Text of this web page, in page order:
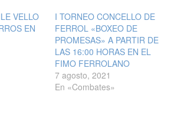
VELLO
EN
I TORNEO CONCELLO DE
FERROL «BOXEO DE
PROMESAS» A PARTIR DE
LAS 16:00 HORAS EN EL
FIMO FERROLANO
7 agosto, 2021
En «Combates»